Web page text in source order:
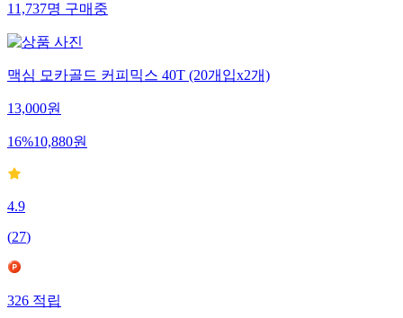
11,737명 구매중
맥심 모카골드 커피믹스 40T (20개입x2개)
13,000원
16%10,880원
4.9
(27)
326 적립